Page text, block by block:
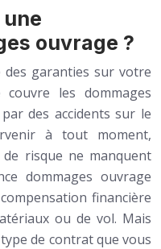
ouvrage ?
des garanties sur votre
les dommages
des accidents sur le
à tout moment,
risque ne manquent
dommages ouvrage
financière
ou de vol. Mais
de contrat que vous